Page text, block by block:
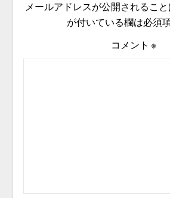
メールアドレスが公開されること
が付いている欄は必須
コメント ※